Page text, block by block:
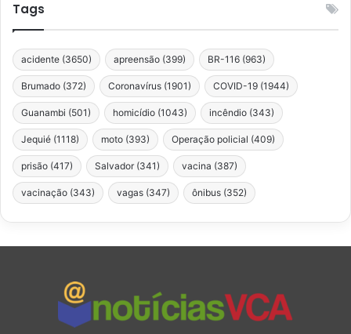
Tags
acidente (3650) apreensão (399) BR-116 (963)
Brumado (372) Coronavírus (1901) COVID-19 (1944)
Guanambi (501) homicídio (1043) incêndio (343)
Jequié (1118) moto (393) Operação policial (409)
prisão (417) Salvador (341) vacina (387)
vacinação (343) vagas (347) ônibus (352)